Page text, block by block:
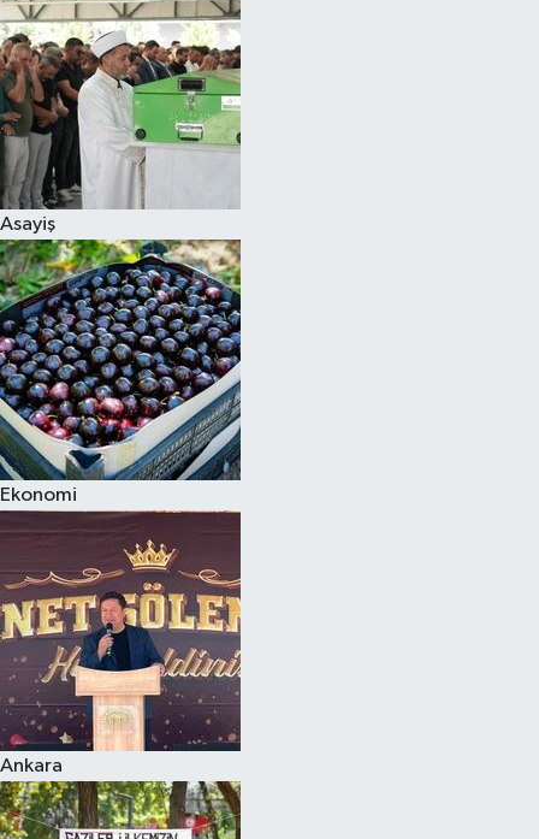
Asayiş
Ekonomi
Ankara
Televizyon
Yaşam-Çevre